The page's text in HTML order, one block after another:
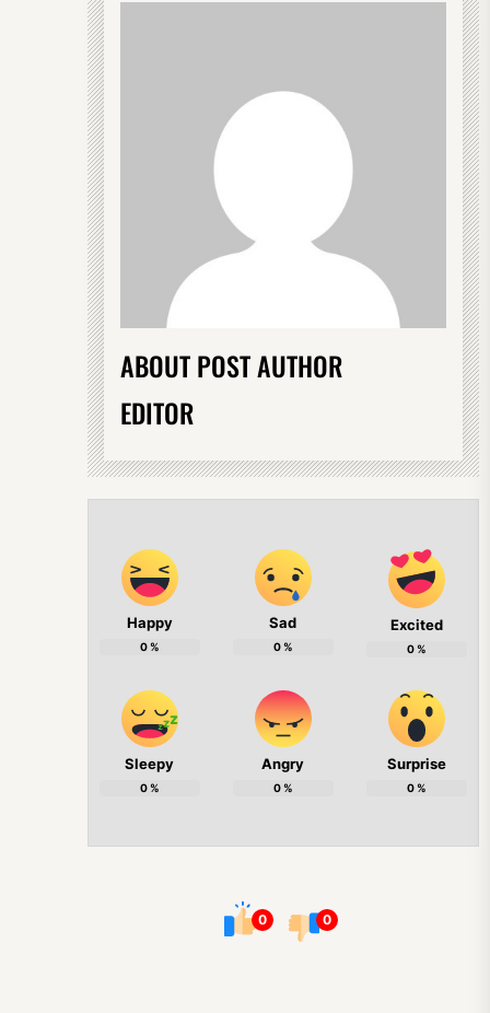
ABOUT POST AUTHOR
EDITOR
Happy
0%
Sad
0%
Excited
0%
Sleepy
0%
Angry
0%
Surprise
0%
0 0